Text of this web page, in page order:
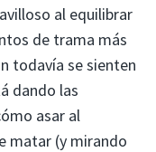
al equilibrar
de trama más
todavía se sienten
dando las
asar al
matar (y mirando